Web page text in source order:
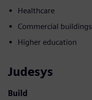
Healthcare
Commercial buildings
Higher education
Judesys
Build